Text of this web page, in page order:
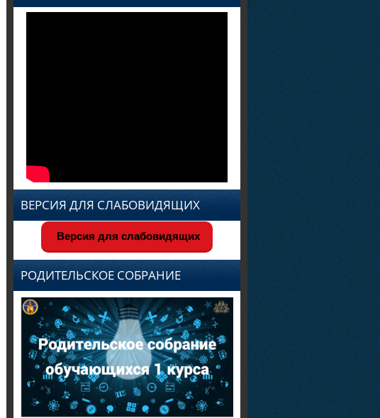
ВЕРСИЯ ДЛЯ СЛАБОВИДЯЩИХ
Версия для слабовидящих
РОДИТЕЛЬСКОЕ СОБРАНИЕ